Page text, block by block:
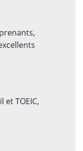
TOEIC,